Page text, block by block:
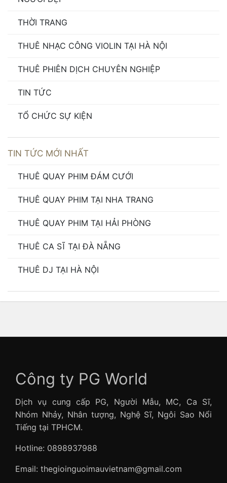
THỜI TRANG
THUÊ NHẠC CÔNG VIOLIN TẠI HÀ NỘI
THUÊ PHIÊN DỊCH CHUYÊN NGHIỆP
TIN TỨC
TỔ CHỨC SỰ KIỆN
TIN TỨC MỚI NHẤT
THUÊ QUAY PHIM ĐÁM CƯỚI
THUÊ QUAY PHIM TẠI NHA TRANG
THUÊ QUAY PHIM TẠI HẢI PHÒNG
THUÊ CA SĨ TẠI ĐÀ NẴNG
THUÊ DJ TẠI HÀ NỘI
Công ty PG World
Dịch vụ cung cấp PG, Người Mẫu, MC, Ca Sĩ,
Nhóm Nhảy, Nhân tượng, Nghệ Sĩ, Ngôi Sao Nổi
Tiếng tại TPHCM.
Hotline: 0898937988
Email: thegioinguoimauvietnam@gmail.com